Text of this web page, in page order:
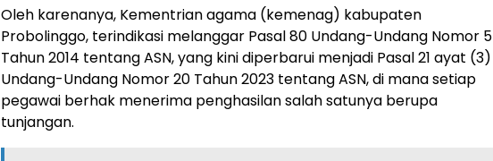
Oleh karenanya, Kementrian agama (kemenag) kabupaten
Probolinggo, terindikasi melanggar Pasal 80 Undang-Undang Nomor 5
Tahun 2014 tentang ASN, yang kini diperbarui menjadi Pasal 21 ayat (3)
Undang-Undang Nomor 20 Tahun 2023 tentang ASN, di mana setiap
pegawai berhak menerima penghasilan salah satunya berupa
tunjangan.